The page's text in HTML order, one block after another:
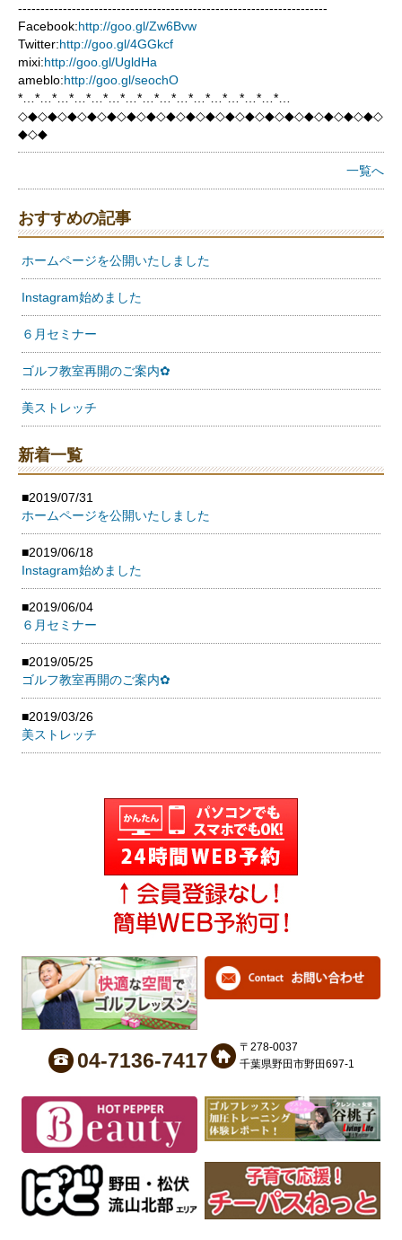
---------------------------------------------------------------------
Facebook:http://goo.gl/Zw6Bvw
Twitter:http://goo.gl/4GGkcf
mixi:http://goo.gl/UgldHa
ameblo:http://goo.gl/seochO
*…*…*…*…*…*…*…*…*…*…*…*…*…*…*…*…
◇◆◇◆◇◆◇◆◇◆◇◆◇◆◇◆◇◆◇◆◇◆◇◆◇◆◇◆◇◆◇◆◇◆◇◆◇
◆◇◆
一覧へ
おすすめの記事
ホームページを公開いたしました
Instagram始めました
６月セミナー
ゴルフ教室再開のご案内✿
美ストレッチ
新着一覧
■2019/07/31
ホームページを公開いたしました
■2019/06/18
Instagram始めました
■2019/06/04
６月セミナー
■2019/05/25
ゴルフ教室再開のご案内✿
■2019/03/26
美ストレッチ
04-7136-7417
〒278-0037
千葉県野田市野田697-1